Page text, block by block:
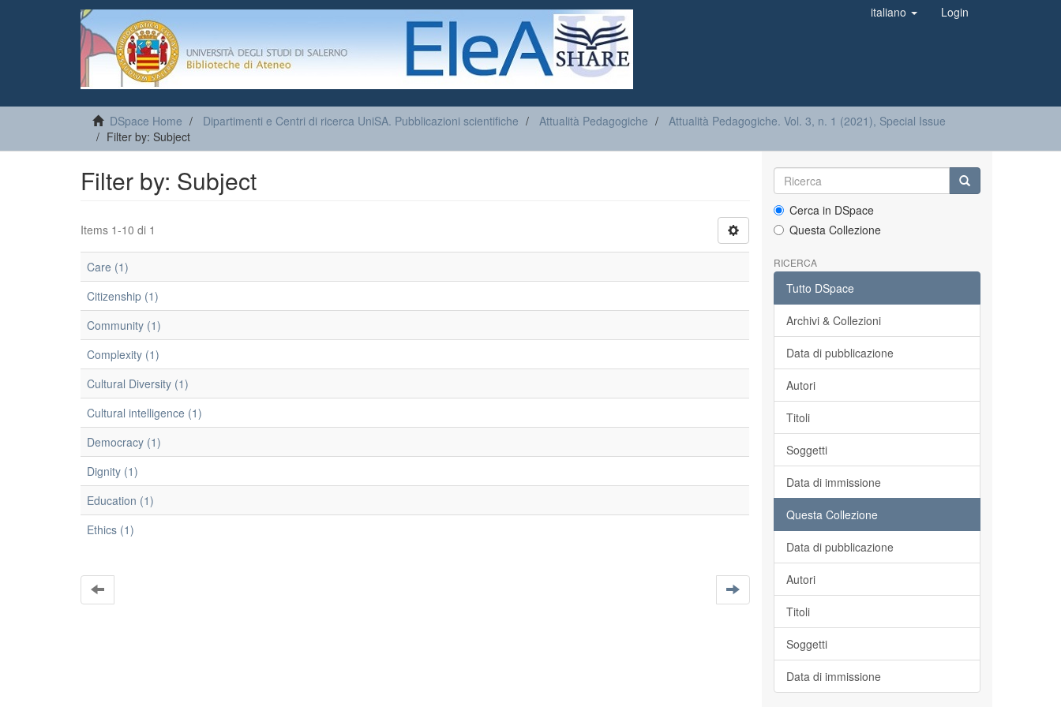
italiano Login
DSpace Home Dipartimenti e Centri di ricerca UniSA. Pubblicazioni scientifiche Attualità Pedagogiche
Attualità Pedagogiche. Vol. 3, n. 1 (2021), Special Issue
Filter by: Subject
Filter by: Subject
Items 1-10 di 1
Care (1)
Citizenship (1)
Community (1)
Complexity (1)
Cultural Diversity (1)
Cultural intelligence (1)
Democracy (1)
Dignity (1)
Education (1)
Ethics (1)
Cerca in DSpace
Questa Collezione
RICERCA
Tutto DSpace
Archivi & Collezioni
Data di pubblicazione
Autori
Titoli
Soggetti
Data di immissione
Questa Collezione
Data di pubblicazione
Autori
Titoli
Soggetti
Data di immissione